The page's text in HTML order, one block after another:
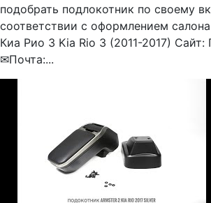
подобрать подлокотник по своему
соответствии с оформлением
Киа Рио 3 Kia Rio 3 (2011-2017) Сайт:
✉Почта:...